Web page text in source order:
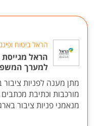
הראל ביטוח
הראל מגייסת
למערך
מתן מענה לפניות ציבור
מורכבות וכתיבת
מנאמני פניות ציבור